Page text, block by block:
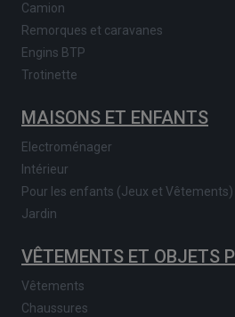
Camion
Remorques et caravanes
Engins BTP
Trotinette
MAISONS ET ENFANTS
Electroménager
Intérieur
Pour les enfants (Jeux et Vêtements)
Jardin
VÊTEMENTS ET OBJETS
Vêtements
Chaussures